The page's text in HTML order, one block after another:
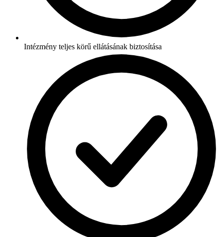
Intézmény teljes körű ellátásának biztosítása